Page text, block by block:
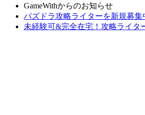
GameWithからのお知らせ
パズドラ攻略ライターを新規募集
未経験可&完全在宅！攻略ライタ